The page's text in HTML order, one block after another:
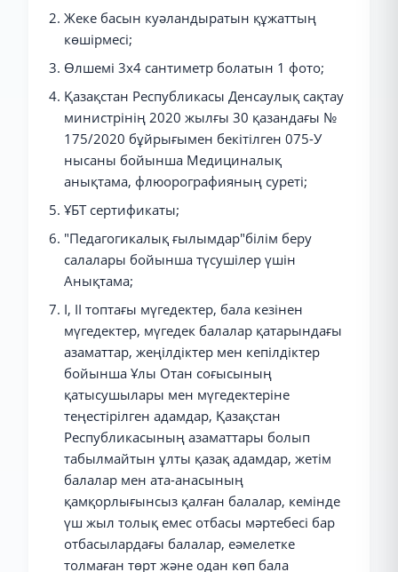
Жеке басын куәландыратын құжаттың
көшірмесі;
Өлшемі 3х4 сантиметр болатын 1 фото;
Қазақстан Республикасы Денсаулық сақтау
министрінің 2020 жылғы 30 қазандағы №
175/2020 бұйрығымен бекітілген 075-У
нысаны бойынша Медициналық
анықтама, флюорографияның суреті;
ҰБТ сертификаты;
"Педагогикалық ғылымдар"білім беру
салалары бойынша түсушілер үшін
Анықтама;
I, II топтағы мүгедектер, бала кезінен
мүгедектер, мүгедек балалар қатарындағы
азаматтар, жеңілдіктер мен кепілдіктер
бойынша Ұлы Отан соғысының
қатысушылары мен мүгедектеріне
теңестірілген адамдар, Қазақстан
Республикасының азаматтары болып
табылмайтын ұлты қазақ адамдар, жетім
балалар мен ата-анасының
қамқорлығынсыз қалған балалар, кемінде
үш жыл толық емес отбасы мәртебесі бар
отбасылардағы балалар, еәмелетке
толмаған төрт және одан көп бала